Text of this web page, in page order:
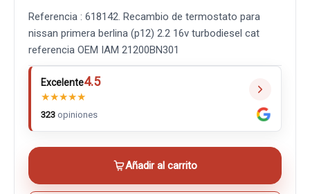
Referencia : 618142. Recambio de termostato para
nissan primera berlina (p12) 2.2 16v turbodiesel cat
referencia OEM IAM 21200BN301
Excelente4.5
★★★★★
323 opiniones
Añadir al carrito